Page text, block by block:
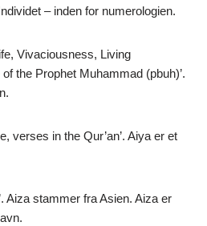
– inden for numerologien.
Vivaciousness, Living
the Prophet Muhammad (pbuh)’.
verses in the Qur’an’. Aiya er et
Aiza stammer fra Asien. Aiza er